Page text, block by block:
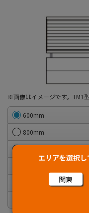
エリアを選択し
関東
※画像はイメージです。TM1
600mm
800mm
1,400mm